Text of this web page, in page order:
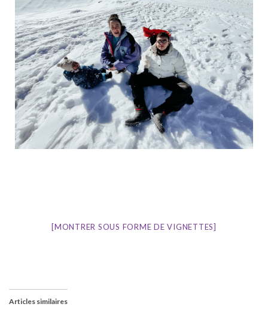
[MONTRER SOUS FORME DE VIGNETTES]
Articles similaires